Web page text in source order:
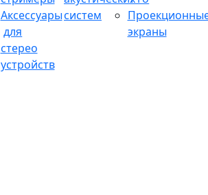
Аксессуары
для
стерео
устройств
систем
экраны